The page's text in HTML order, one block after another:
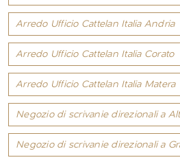
Arredo Ufficio Cattelan Italia Andria
Arredo Ufficio Cattelan Italia Corato
Arredo Ufficio Cattelan Italia Matera
Negozio di scrivanie direzionali a
Negozio di scrivanie direzionali a